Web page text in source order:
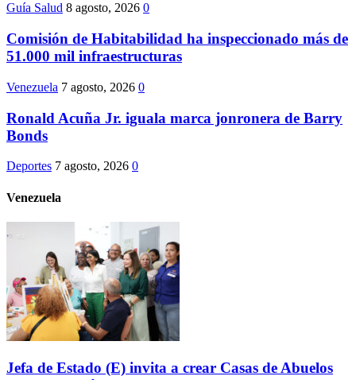
Guía Salud 8 agosto, 2026 0
Comisión de Habitabilidad ha inspeccionado más de
51.000 mil infraestructuras
Venezuela 7 agosto, 2026 0
Ronald Acuña Jr. iguala marca jonronera de Barry
Bonds
Deportes 7 agosto, 2026 0
Venezuela
Jefa de Estado (E) invita a crear Casas de Abuelos